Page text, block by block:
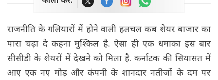
राजनीति के गलियारों में होने वाली हलचल कब शेयर बाजार का
पारा चढ़ा दे कहना मुश्किल है. ऐसा ही एक धमाका इस बार
सीसीडी के शेयरों में देखने को मिला है. कर्नाटक की सियासत में
आए एक नए मोड़ और कंपनी के शानदार नतीजों के दम पर